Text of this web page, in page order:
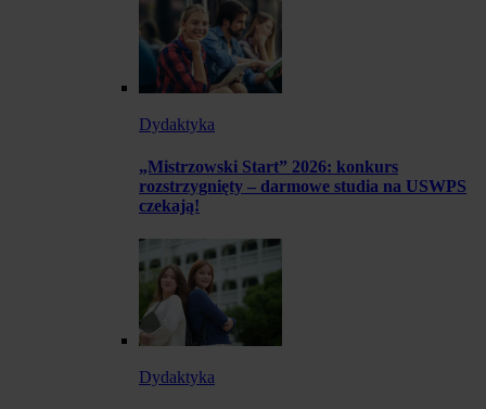
Dydaktyka
„Mistrzowski Start” 2026: konkurs
rozstrzygnięty – darmowe studia na USWPS
czekają!
Dydaktyka